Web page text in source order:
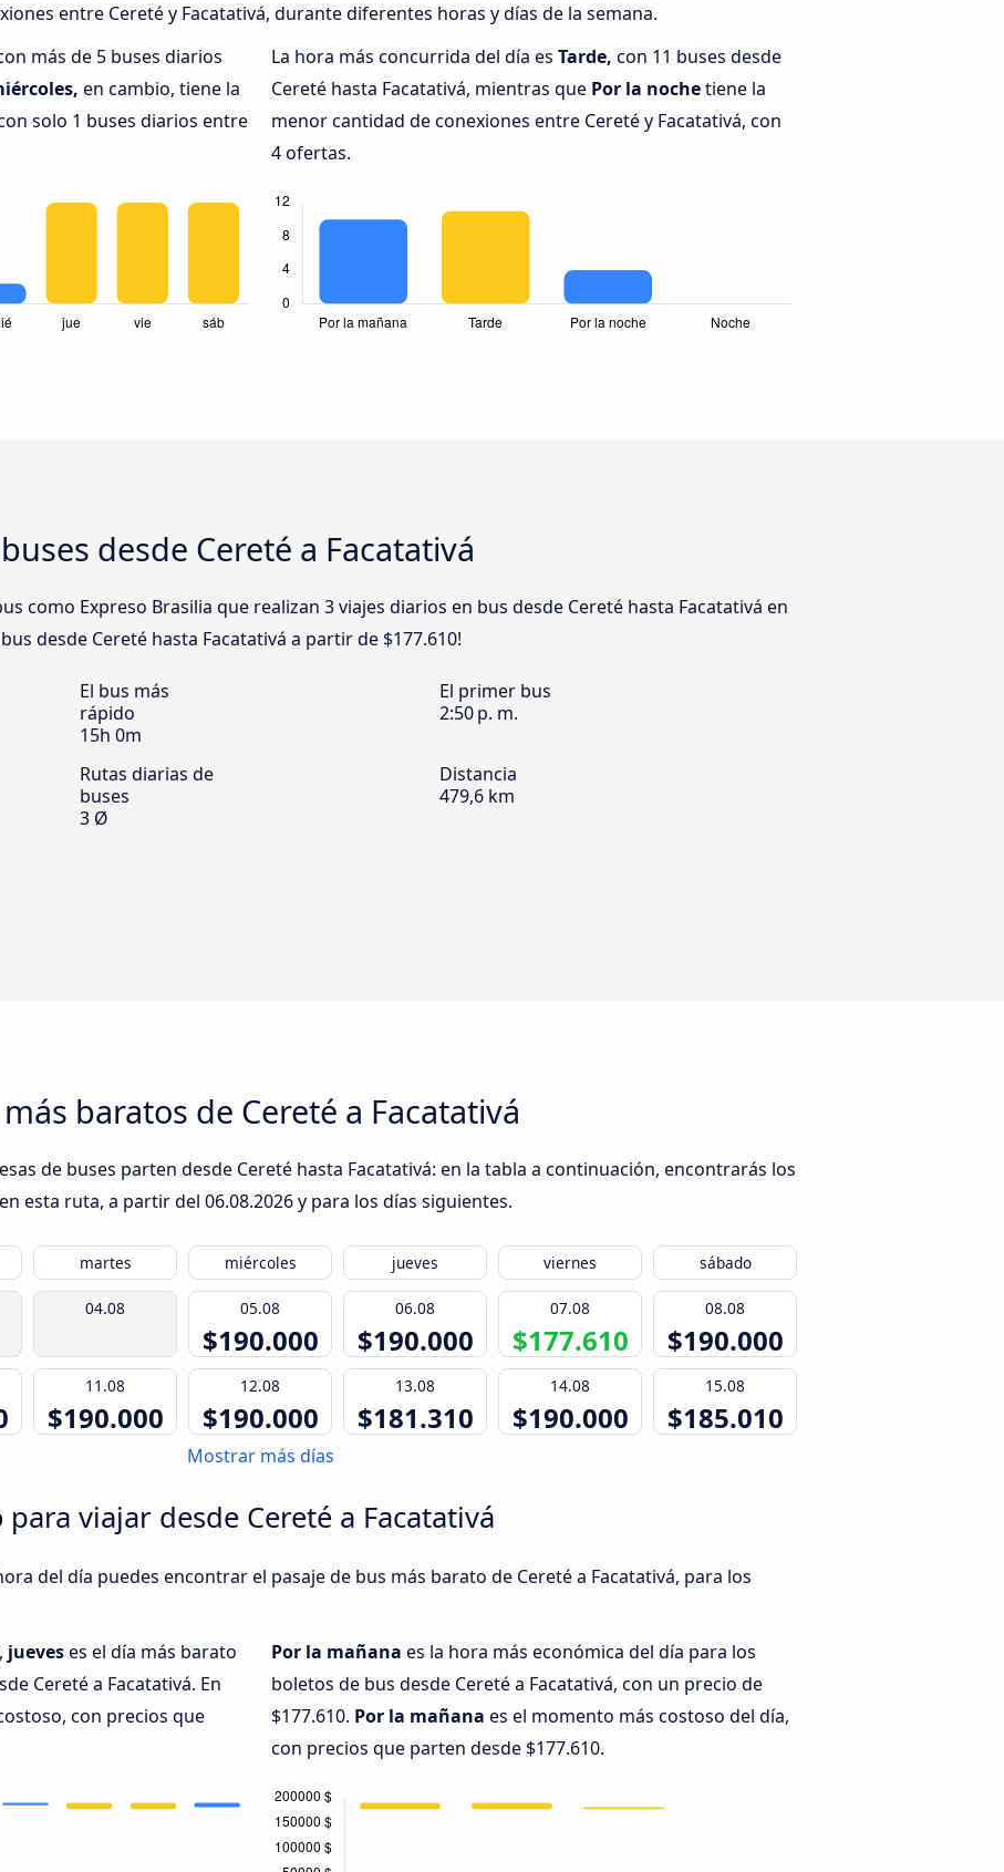
entre Cereté y Facatativá, durante diferentes horas y días de la semana.
más de 5 buses diarios
en cambio, tiene la
solo 1 buses diarios entre
La hora más concurrida del día es Tarde, con 11 buses desde
Cereté hasta Facatativá, mientras que Por la nochetiene la
menor cantidad de conexiones entre Cereté y Facatativá, con
4 ofertas.
desde Cereté a Facatativá
como Expreso Brasilia que realizan 3 viajes diarios en bus desde Cereté hasta Facatativá en
desde Cereté hasta Facatativá a partir de $177.610!
El bus más
rápido
15h 0m
El primer bus
2:50 p. m.
Rutas diarias de
buses
3 Ø
Distancia
479,6 km
baratos de Cereté a Facatativá
de buses parten desde Cereté hasta Facatativá: en la tabla a continuación, encontrarás los
esta ruta, a partir del 06.08.2026y para los días siguientes.
martes miércoles jueves viernes sábado
04.08 05.08
$190.000
06.08
$190.000
07.08
$177.610
08.08
$190.000
11.08
$190.000
12.08
$190.000
13.08
$181.310
14.08
$190.000
15.08
$185.010
Mostrar más días
viajar desde Cereté a Facatativá
del día puedes encontrar el pasaje de bus más barato de Cereté a Facatativá, para los
jueveses el día más barato
Cereté a Facatativá. En
con precios que
Por la mañana es la hora más económica del día para los
boletos de bus desde Cereté a Facatativá, con un precio de
$177.610. Por la mañana es el momento más costoso del día,
con precios que parten desde $177.610.